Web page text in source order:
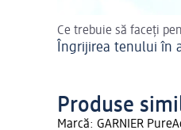
Ce trebuie să faceți
Îngrijirea tenului în
Produse
Marcă: GARNIER